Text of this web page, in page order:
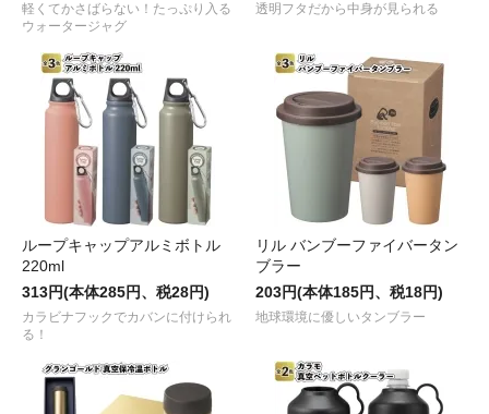
軽くてかさばらない！たっぷり入る
ウォータージャグ
透明フタだから中身が見られる
ループキャップアルミボトル
220ml
313円(本体285円、税28円)
カラビナフックでカバンに付けられ
る！
リル バンブーファイバータン
ブラー
203円(本体185円、税18円)
地球環境に優しいタンブラー